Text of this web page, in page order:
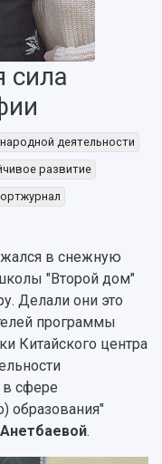
университет?
коллективы
сила
деятельности
развитие
в снежную
"Второй дом"
Делали они это
программы
Китайского центра
в сфере
образования"
.